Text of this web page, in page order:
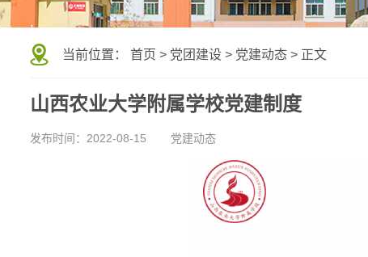
当前位置： 首页 > 党团建设 > 党建动态 > 正文
山西农业大学附属学校党建制度
发布时间：2022-08-15 党建动态